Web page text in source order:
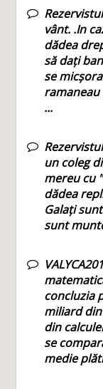
vânt. .In
dădea
să dați
se
...
un coleg
mereu cu
dădea
Galați
sunt
concluzia
miliard
din
se
medie